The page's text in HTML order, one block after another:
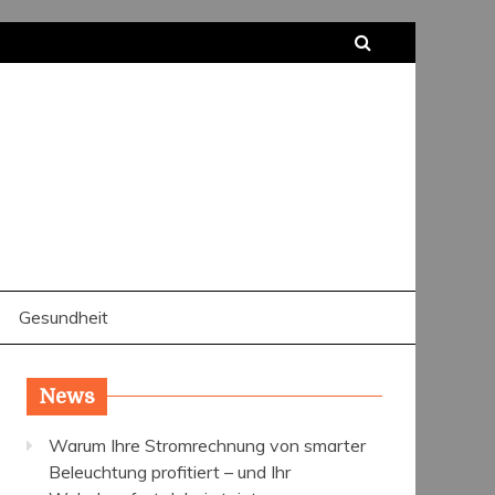
Gesundheit
News
Warum Ihre Stromrechnung von smarter
Beleuchtung profitiert – und Ihr